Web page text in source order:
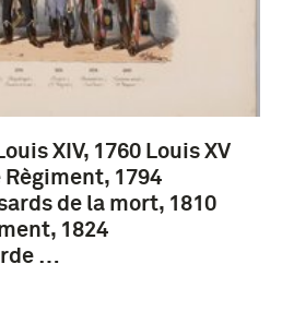
XIV, 1760 Louis XV
Règiment, 1794
de la mort, 1810
1824
…